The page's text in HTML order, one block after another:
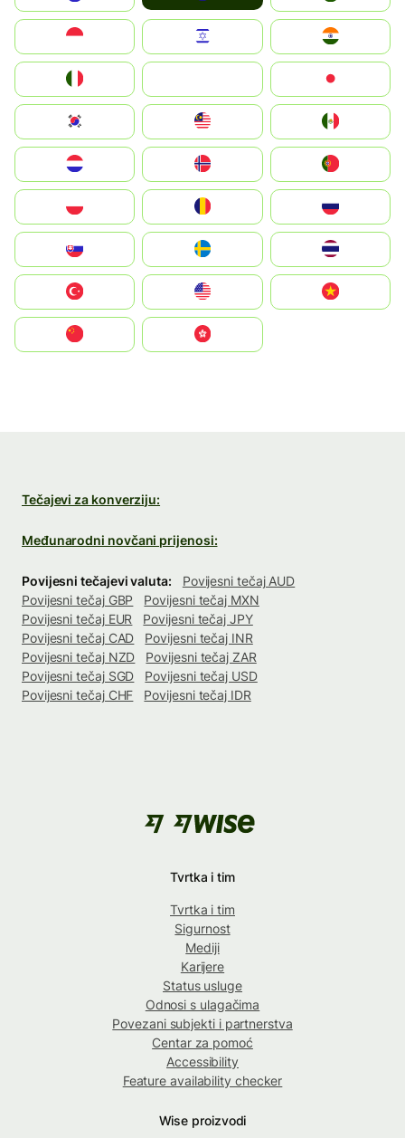
South Korea
United States
中國香港特別行政區
Tečajevi za konverziju:
Međunarodni novčani prijenosi:
Povijesni tečajevi valuta:
Povijesni tečaj AUD
Povijesni tečaj GBP
Povijesni tečaj MXN
Povijesni tečaj EUR
Povijesni tečaj JPY
Povijesni tečaj CAD
Povijesni tečaj INR
Povijesni tečaj NZD
Povijesni tečaj ZAR
Povijesni tečaj SGD
Povijesni tečaj USD
Povijesni tečaj CHF
Povijesni tečaj IDR
Tvrtka i tim
Tvrtka i tim
Sigurnost
Mediji
Karijere
Status usluge
Odnosi s ulagačima
Povezani subjekti i partnerstva
Centar za pomoć
Accessibility
Feature availability checker
Wise proizvodi